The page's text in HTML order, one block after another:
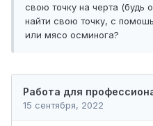
свою точку на черта (будь
найти свою точку, с
или мясо осминога?